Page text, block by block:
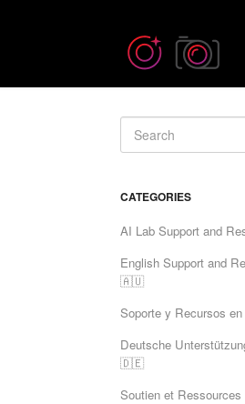
CATEGORIES
AI Lab Support and
English Support and
🇦🇺
Soporte y Recursos
Deutsche
🇩🇪
Soutien et